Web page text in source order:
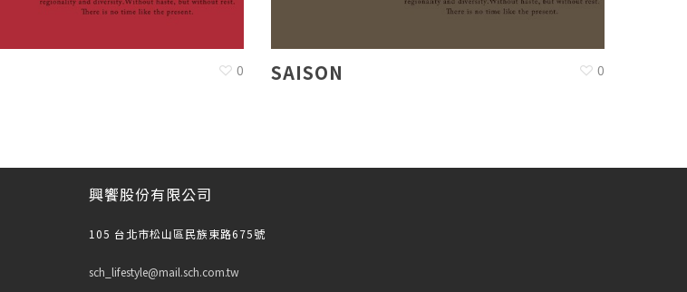
0 SAISON 0
興饗股份有限公司
105 台北市松山區民族東路675號
sch_lifestyle@mail.sch.com.tw